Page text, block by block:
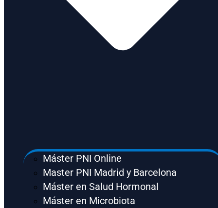
Máster PNI Online
Master PNI Madrid y Barcelona
Máster en Salud Hormonal
Máster en Microbiota